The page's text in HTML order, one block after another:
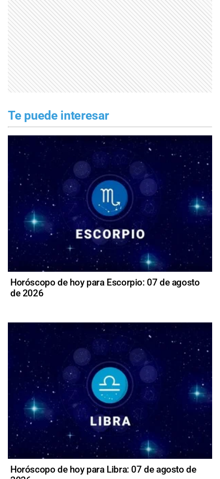
Te puede interesar
Horóscopo de hoy para Escorpio: 07 de agosto
de 2026
Horóscopo de hoy para Libra: 07 de agosto de